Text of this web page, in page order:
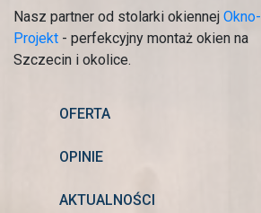
Nasz partner od stolarki okiennej Okno-
Projekt - perfekcyjny montaż okien na
Szczecin i okolice.
OFERTA
OPINIE
AKTUALNOŚCI